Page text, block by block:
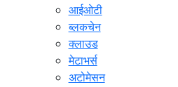
आईओटी
ब्लकचेन
क्लाउड
मेटाभर्स
अटोमेसन